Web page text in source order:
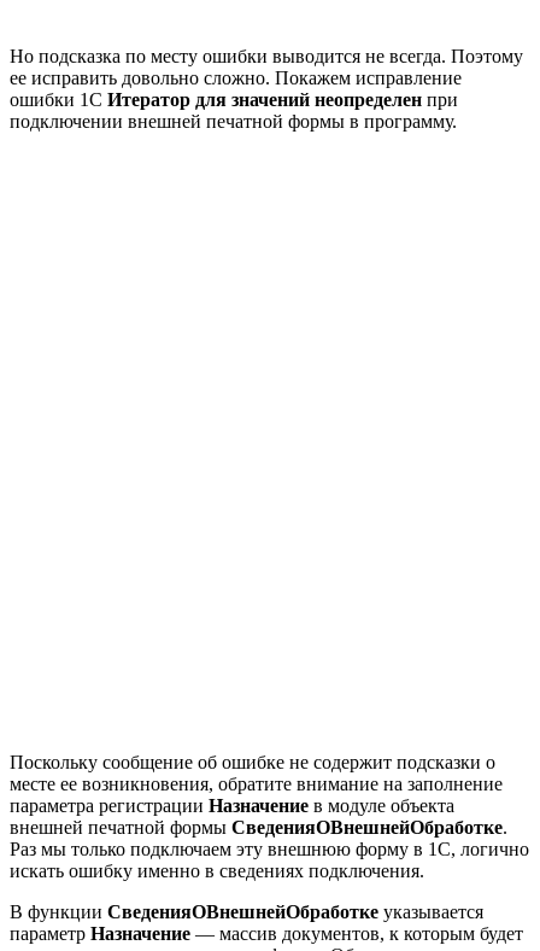
Но подсказка по месту ошибки выводится не всегда. Поэтому
ее исправить довольно сложно. Покажем исправление
ошибки 1С Итератор для значений неопределен при
подключении внешней печатной формы в программу.
Поскольку сообщение об ошибке не содержит подсказки о
месте ее возникновения, обратите внимание на заполнение
параметра регистрации Назначение в модуле объекта
внешней печатной формы СведенияОВнешнейОбработке.
Раз мы только подключаем эту внешнюю форму в 1С, логично
искать ошибку именно в сведениях подключения.
В функции СведенияОВнешнейОбработке указывается
параметр Назначение — массив документов, к которым будет